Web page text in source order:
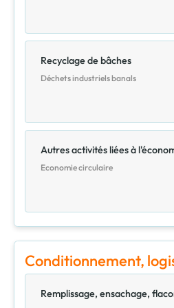
Recyclage de bâches
Déchets industriels banals
Autres activités liées à
Economie circulaire
Conditionnement,
Remplissage, ensachage,